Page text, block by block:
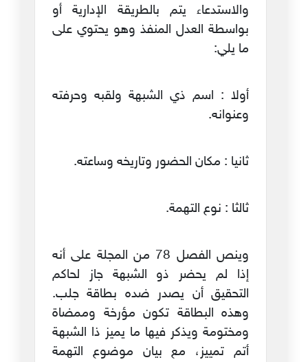
والاستدعاء يتم بالطريقة الإدارية أو
بواسطة العدل المنفذ وهو يحتوي على
ما يلي:
أولا : اسم ذي الشبهة ولقبه وحرفته
وعنوانه.
ثانيا : مكان الحضور وتاريخه وساعته.
ثالثا : نوع التهمة.
وينص الفصل 78 من المجلة على أنه
إذا لم يحضر ذو الشبهة جاز لحاكم
التحقيق أن يصدر ضده بطاقة جلب.
وهذه البطاقة تكون مؤرخة وممضاة
ومختومة ويذكر فيها ما يميز ذا الشبهة
أتم تمييز، مع بيان موضوع التهمة